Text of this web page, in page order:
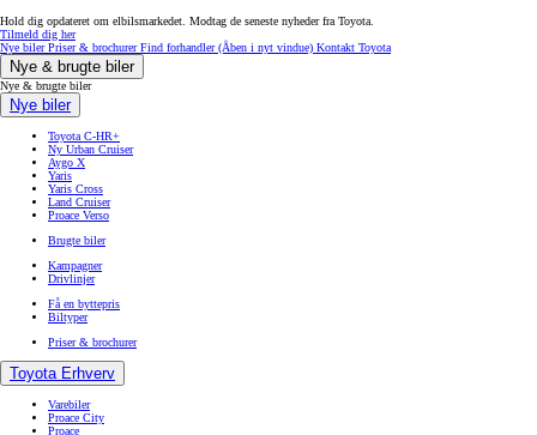
Hold dig opdateret om elbilsmarkedet. Modtag de seneste nyheder fra Toyota.
Tilmeld dig her
Nye bilerPriser & brochurerFind forhandler(Åben i nyt vindue) Kontakt Toyota
Nye & brugte biler
Nye & brugte biler
Nye biler
Toyota C-HR+
Ny Urban Cruiser
Aygo X
Yaris
Yaris Cross
Land Cruiser
Proace Verso
Brugte biler
Kampagner
Drivlinjer
Få en byttepris
Biltyper
Priser & brochurer
Toyota Erhverv
Varebiler
Proace City
Proace